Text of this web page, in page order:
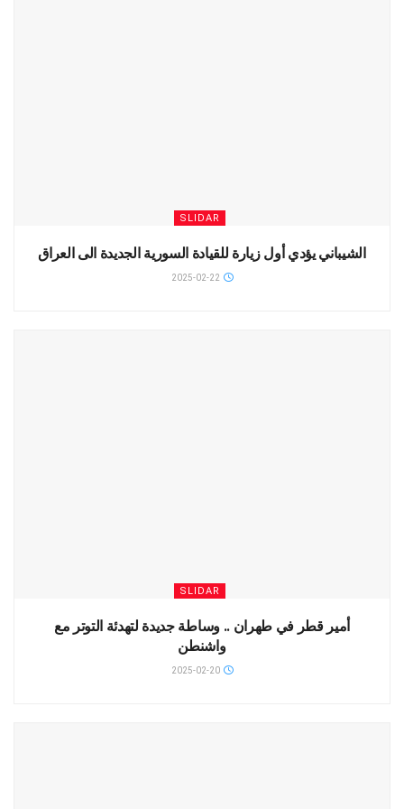
SLIDAR
الشيباني يؤدي أول زيارة للقيادة السورية الجديدة الى العراق
SLIDAR
أمير قطر في طهران .. وساطة جديدة لتهدئة التوتر مع
واشنطن